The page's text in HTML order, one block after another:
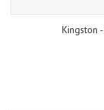
Kingston